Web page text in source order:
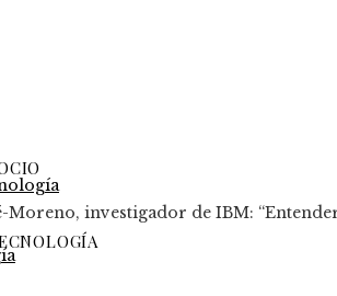
Moreno, investigador de IBM: